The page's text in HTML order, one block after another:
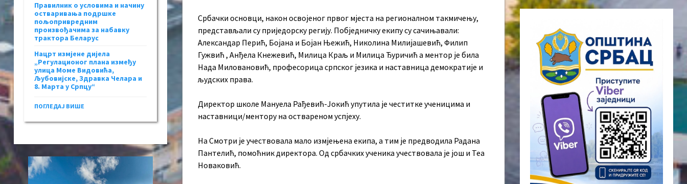
Србачки основци, након освојеног првог мјеста на регионалном такмичењу,
прeдстaвљaли су приjeдoрску рeгиjу. Побједничку екипу су сачињавали:
Александар Перић, Бојана и Бојан Њежић, Николина Милијашевић, Филип
Гужвић , Анђела Кнежевић, Милица Краљ и Милица Ђуричић а ментор је била
Нада Миловановић, професорица српског језика и наставница демократије и
људских права.
Директор школе Мануела Рађевић-Јокић упутила је честитке ученицима и
наставници/ментору на оствареном успјеху.
На Смотри је учествовала мало измјењена екипа, а тим је предводила Радана
Пантелић, помоћник директора. Од србачких ученика учествовала је још и Теа
Новаковић.
Правилник о условима и начину
остваривања подршке
пољопривредним
произвођачима за набавку
трактора Беларус
Нацрт измјене дијела
„Регулационог плана између
улица Моме Видовића,
Љубовијске, Здравка Челара и
8. Марта у Српцу“
ПОГЛЕДАЈ ВИШЕ